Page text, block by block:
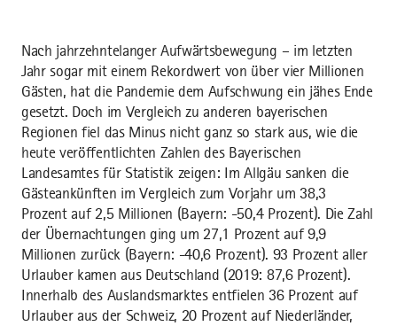
Nach jahrzehntelanger Aufwärtsbewegung – im letzten
Jahr sogar mit einem Rekordwert von über vier Millionen
Gästen, hat die Pandemie dem Aufschwung ein jähes Ende
gesetzt. Doch im Vergleich zu anderen bayerischen
Regionen fiel das Minus nicht ganz so stark aus, wie die
heute veröffentlichten Zahlen des Bayerischen
Landesamtes für Statistik zeigen: Im Allgäu sanken die
Gästeankünften im Vergleich zum Vorjahr um 38,3
Prozent auf 2,5 Millionen (Bayern: -50,4 Prozent). Die Zahl
der Übernachtungen ging um 27,1 Prozent auf 9,9
Millionen zurück (Bayern: -40,6 Prozent). 93 Prozent aller
Urlauber kamen aus Deutschland (2019: 87,6 Prozent).
Innerhalb des Auslandsmarktes entfielen 36 Prozent auf
Urlauber aus der Schweiz, 20 Prozent auf Niederländer,